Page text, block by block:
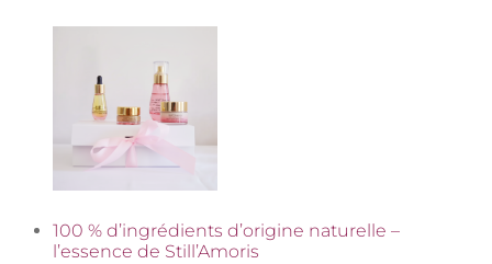
100 % d’ingrédients d’origine naturelle –
l’essence de Still’Amoris